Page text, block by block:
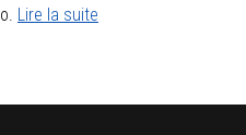
Lire la suite